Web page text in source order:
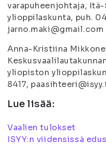
varapuheenjohtaja,
ylioppilaskunta, puh.
jarno.maki@gmail.com
Anna-Kristiina
yliopiston
8417,
Lue lisää:
Vaalien tulokset
ISYY:n viidensissä